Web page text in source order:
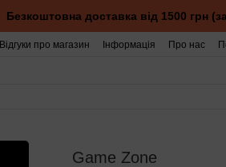
Безкоштовна доставка від 1500 грн
Відгуки про магазин Інформація Про нас
Game Zone